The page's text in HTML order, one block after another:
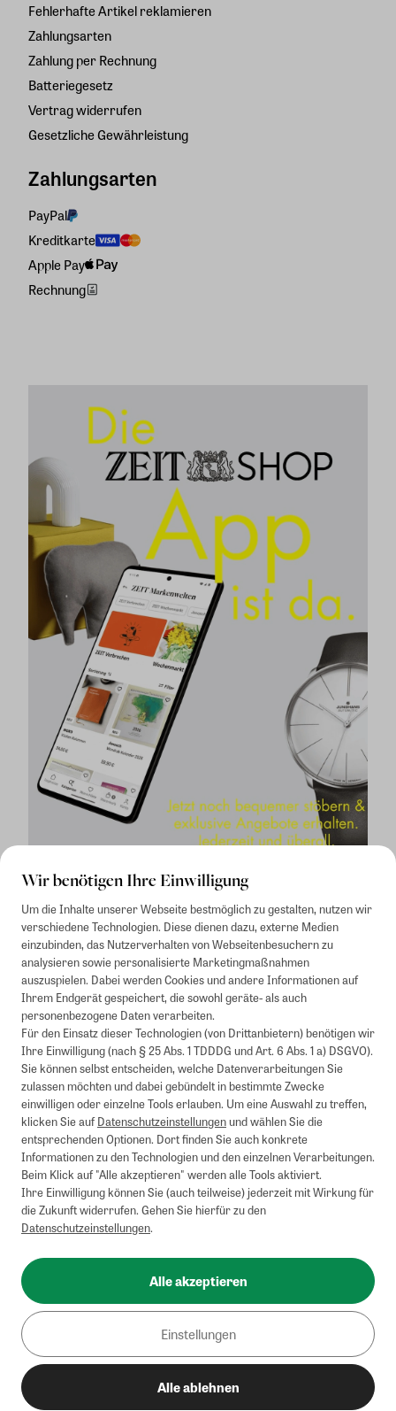
Wir benötigen Ihre Einwilligung
Um die Inhalte unserer Webseite bestmöglich zu gestalten, nutzen wir
verschiedene Technologien. Diese dienen dazu, externe Medien
einzubinden, das Nutzerverhalten von Webseitenbesuchern zu
analysieren sowie personalisierte Marketingmaßnahmen
auszuspielen. Dabei werden Cookies und andere Informationen auf
Ihrem Endgerät gespeichert, die sowohl geräte- als auch
personenbezogene Daten verarbeiten.
Für den Einsatz dieser Technologien (von Drittanbietern) benötigen wir
Ihre Einwilligung (nach § 25 Abs. 1 TDDDG und Art. 6 Abs. 1 a) DSGVO).
Sie können selbst entscheiden, welche Datenverarbeitungen Sie
zulassen möchten und dabei gebündelt in bestimmte Zwecke
einwilligen oder einzelne Tools erlauben. Um eine Auswahl zu treffen,
klicken Sie aufDatenschutzeinstellungenund wählen Sie die
entsprechenden Optionen. Dort finden Sie auch konkrete
Informationen zu den Technologien und den einzelnen Verarbeitungen.
Beim Klick auf "Alle akzeptieren" werden alle Tools aktiviert.
Ihre Einwilligung können Sie (auch teilweise) jederzeit mit Wirkung für
die Zukunft widerrufen. Gehen Sie hierfür zu den
Datenschutzeinstellungen.
Alle akzeptieren
Einstellungen
Alle ablehnen
Fehlerhafte Artikel reklamieren
Zahlungsarten
Zahlung per Rechnung
Batteriegesetz
Vertrag widerrufen
Gesetzliche Gewährleistung
Zahlungsarten
PayPal
Kreditkarte
Apple Pay
Rechnung
Mindestbestellwert von 50€. Nicht anwendbar auf Produkte, die der
Buchpreisbindung unterliegen, ZEIT-Akademie, e-Books. Keine
Barauszahlung möglich. Nicht mit weiteren Gutscheinen/Rabatten
kombinierbar.
Briefsendungen sind vom kostenlosen Rückversand ausgeschlossen.
Weitere Informationen zu Rücksendungen finden Sie hier.
Alle Preise inkl. gesetzl. MwSt. zzgl. Versandkosten
AGB
Widerrufsbelehrung
Barrierefreiheit
Cookies/Tracking
Instagram Pinterest